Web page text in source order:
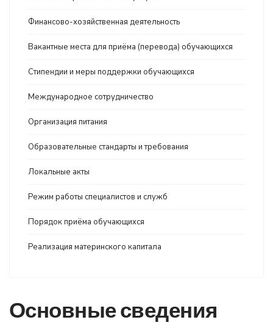
Финансово-хозяйственная деятельность
Вакантные места для приёма (перевода) обучающихся
Стипендии и меры поддержки обучающихся
Международное сотрудничество
Организация питания
Образовательные стандарты и требования
Локальные акты
Режим работы специалистов и служб
Порядок приёма обучающихся
Реализация материнского капитала
Основные сведения